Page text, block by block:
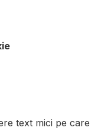
text mici pe care